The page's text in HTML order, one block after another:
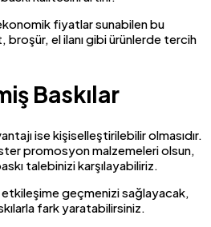
fiyatlar sunabilen bu
el ilanı gibi ürünlerde tercih
Baskılar
ise kişiselleştirilebilir olmasıdır.
promosyon malzemeleri olsun,
talebinizi karşılayabiliriz.
geçmenizi sağlayacak,
fark yaratabilirsiniz.